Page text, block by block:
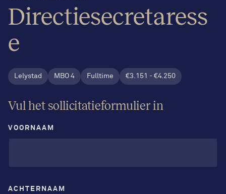
Directiesecretaress
e
Lelystad MBO 4 Fulltime €3.151 - €4.250
Vul het sollicitatieformulier in
VOORNAAM
ACHTERNAAM